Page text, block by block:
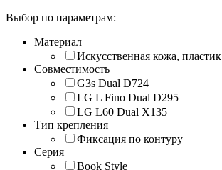
Выбор по параметрам:
Материал
Искусственная кожа, пластик
Совместимость
G3s Dual D724
LG L Fino Dual D295
LG L60 Dual X135
Тип крепления
Фиксация по контуру
Серия
Book Style